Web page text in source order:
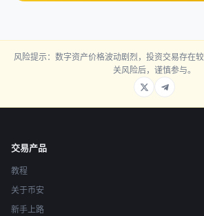
风险提示：数字资产价格波动剧烈，投资交易存在
关风险后，谨慎参与。
交易产品
教程
关于币安
新手上路